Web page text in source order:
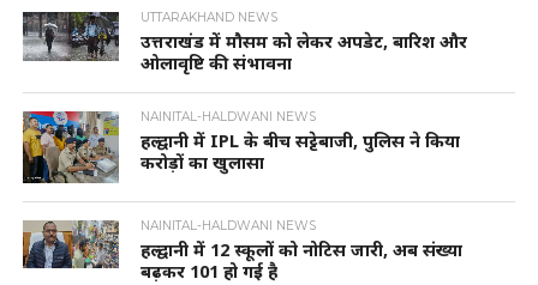
UTTARAKHAND NEWS
उत्तराखंड में मौसम को लेकर अपडेट, बारिश और
ओलावृष्टि की संभावना
NAINITAL-HALDWANI NEWS
हल्द्वानी में IPL के बीच सट्टेबाजी, पुलिस ने किया
करोड़ों का खुलासा
NAINITAL-HALDWANI NEWS
हल्द्वानी में 12 स्कूलों को नोटिस जारी, अब संख्या
बढ़कर 101 हो गई है